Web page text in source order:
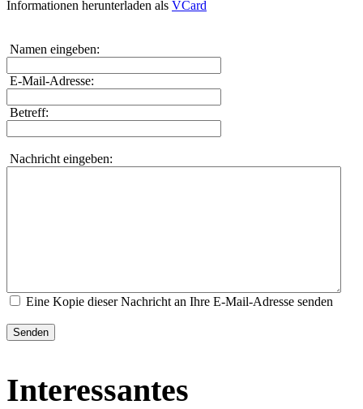
Informationen herunterladen als VCard
Namen eingeben:
E-Mail-Adresse:
Betreff:
Nachricht eingeben:
Eine Kopie dieser Nachricht an Ihre E-Mail-Adresse senden
Senden
Interessantes